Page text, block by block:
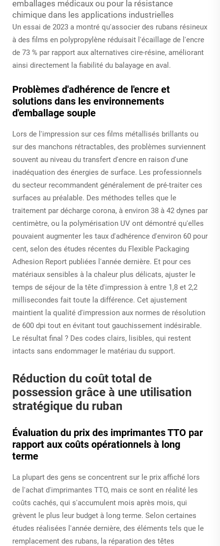
emballages médicaux ou pour la résistance
chimique dans les applications industrielles
Un essai de 2023 a montré qu'associer des rubans résineux
à des films en polypropylène réduisait l'écaillage de l'encre
de 73 % par rapport aux alternatives cire-résine, améliorant
ainsi directement la fiabilité du balayage en aval.
Problèmes d'adhérence de l'encre et
solutions dans les environnements
d'emballage souple
Lors de l'impression sur ces films métallisés brillants ou
sur des manchons rétractables, des problèmes surviennent
souvent au niveau du transfert d'encre en raison d'une
inadéquation des énergies de surface. Les professionnels
du secteur recommandent généralement de pré-traiter ces
surfaces au préalable. Des méthodes telles que le
traitement par décharge corona, à environ 38 à 42 dynes par
centimètre, ou la polymérisation UV ont démontré qu'elles
pouvaient augmenter les taux d'adhérence d'environ 60 pour
cent, selon des études récentes du Flexible Packaging
Adhesion Report publiées l'année dernière. Et pour ces
matériaux sensibles à la chaleur plus délicats, ajuster le
temps de séjour de la tête d'impression à entre 1,8 et 2,2
millisecondes fait toute la différence. Cet ajustement
maintient la qualité d'impression aux normes de résolution
de 600 dpi tout en évitant tout gauchissement indésirable.
Le résultat final ? Des codes clairs, lisibles, qui restent
intacts sans endommager le matériau du support.
Réduction du coût total de
possession grâce à une utilisation
stratégique du ruban
Évaluation du prix des imprimantes TTO par
rapport aux coûts opérationnels à long
terme
La plupart des gens se concentrent sur le prix affiché lors
de l'achat d'imprimantes TTO, mais ce sont en réalité les
coûts cachés, qui s'accumulent mois après mois, qui
grèvent le plus leur budget à long terme. Selon certaines
études réalisées l'année dernière, des éléments tels que le
remplacement des rubans, la réparation des têtes